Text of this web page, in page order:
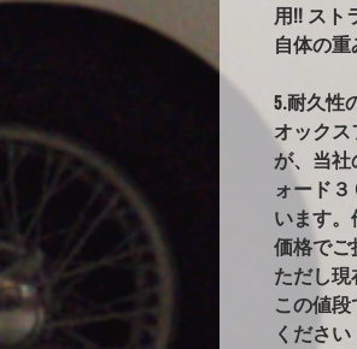
用!! スト
自体の重
5.耐久性
オックス
が、当
ォード
います
価格でご
ただし
この値
ください